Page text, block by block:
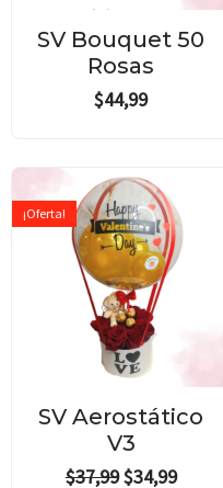
SV Bouquet 50
Rosas
$44,99
¡Oferta!
SV Aerostático
V3
$37,99
Original
price
was:
$37,99.
$34,99
price
is:
$34,99.